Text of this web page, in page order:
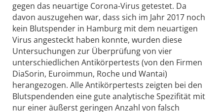
gegen das neuartige Corona-Virus getestet. Da
davon auszugehen war, dass sich im Jahr 2017 noch
kein Blutspender in Hamburg mit dem neuartigen
Virus angesteckt haben konnte, wurden diese
Untersuchungen zur Überprüfung von vier
unterschiedlichen Antikörpertests (von den Firmen
DiaSorin, Euroimmun, Roche und Wantai)
herangezogen. Alle Antikörpertests zeigten bei den
Blutspendenden eine gute analytische Spezifität mit
nur einer äußerst geringen Anzahl von falsch